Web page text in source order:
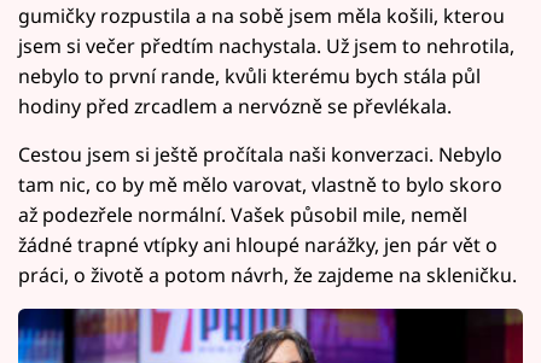
gumičky rozpustila a na sobě jsem měla košili, kterou
jsem si večer předtím nachystala. Už jsem to nehrotila,
nebylo to první rande, kvůli kterému bych stála půl
hodiny před zrcadlem a nervózně se převlékala.
Cestou jsem si ještě pročítala naši konverzaci. Nebylo
tam nic, co by mě mělo varovat, vlastně to bylo skoro
až podezřele normální. Vašek působil mile, neměl
žádné trapné vtípky ani hloupé narážky, jen pár vět o
práci, o životě a potom návrh, že zajdeme na skleničku.